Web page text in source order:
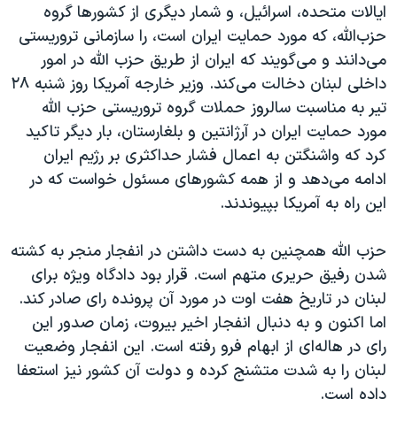
ایالات متحده، اسرائیل، و شمار دیگری از کشورها گروه
حزب‌الله، که مورد حمایت ایران است، را سازمانی تروریستی
می‌دانند و می‌گویند که ایران از طریق حزب الله در امور
داخلی لبنان دخالت می‌کند. وزیر خارجه آمریکا روز شنبه ۲۸
تیر به مناسبت سالروز حملات گروه تروریستی حزب الله
مورد حمایت ایران در آرژانتین و بلغارستان، بار دیگر تاکید
کرد که واشنگتن به اعمال فشار حداکثری بر رژیم ایران
ادامه می‌دهد و از همه کشورهای مسئول خواست که در
این راه به آمریکا بپیوندند.
حزب الله همچنین به دست داشتن در انفجار منجر به کشته
شدن رفیق حریری متهم است. قرار بود دادگاه ویژه برای
لبنان در تاریخ هفت اوت در مورد آن پرونده رای صادر کند.
اما اکنون و به دنبال انفجار اخیر بیروت، زمان صدور این
رای در هاله‌ای از ابهام فرو رفته است. این انفجار وضعیت
لبنان را به شدت متشنج کرده و دولت آن کشور نیز استعفا
داده است.